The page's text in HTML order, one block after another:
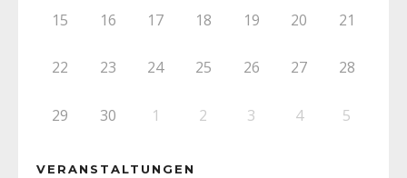
15 16 17 18 19 20 21
22 23 24 25 26 27 28
29 30 1 2 3 4 5
VERANSTALTUNGEN